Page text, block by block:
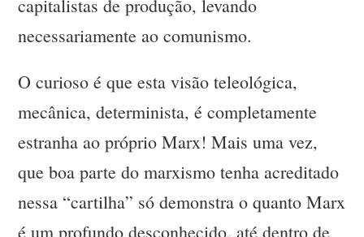
capitalistas de produção, levando
necessariamente ao comunismo.
O curioso é que esta visão teleológica,
mecânica, determinista, é completamente
estranha ao próprio Marx! Mais uma vez,
que boa parte do marxismo tenha acreditado
nessa “cartilha” só demonstra o quanto Marx
é um profundo desconhecido, até dentro de